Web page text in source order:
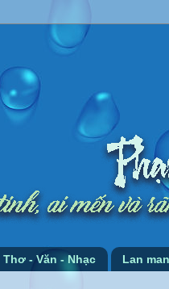
Thơ - Văn - Nhạc Lan man